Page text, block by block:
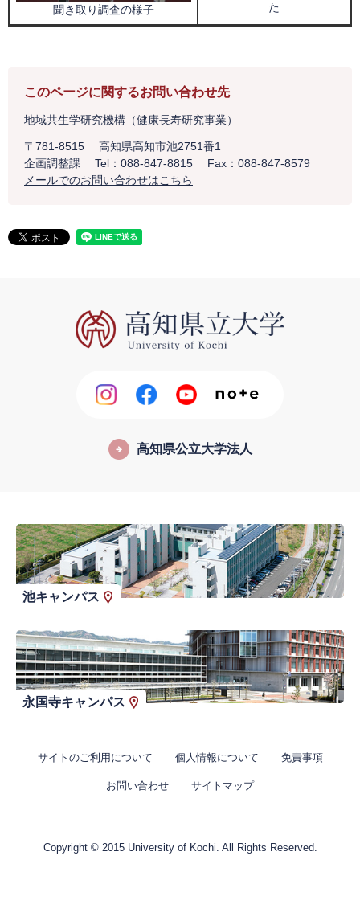
聞き取り調査の様子
た
このページに関するお問い合わせ先
地域共生学研究機構（健康長寿研究事業）
〒781-8515
高知県高知市池2751番1
企画調整課
Tel：088-847-8815
Fax：088-847-8579
メールでのお問い合わせはこちら
高知県公立大学法人
池キャンパス
永国寺キャンパス
サイトのご利用について 個人情報について 免責事項
お問い合わせ サイトマップ
Copyright © 2015 University of Kochi. All Rights Reserved.